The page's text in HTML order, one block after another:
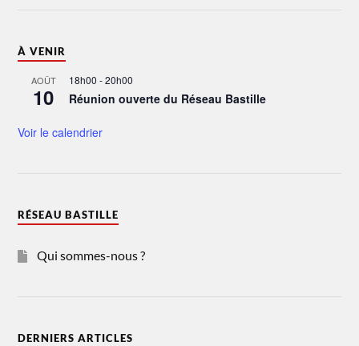
À VENIR
AOÛT
10
18h00 -20h00
Réunion ouverte du Réseau Bastille
Voir le calendrier
RÉSEAU BASTILLE
Qui sommes-nous ?
DERNIERS ARTICLES